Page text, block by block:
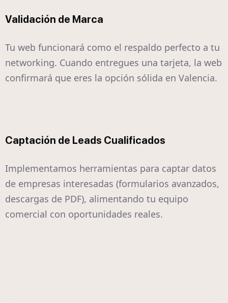
Validación de Marca
Tu web funcionará como el respaldo perfecto a tu
networking. Cuando entregues una tarjeta, la web
confirmará que eres la opción sólida en Valencia.
Captación de Leads Cualificados
Implementamos herramientas para captar datos
de empresas interesadas (formularios avanzados,
descargas de PDF), alimentando tu equipo
comercial con oportunidades reales.